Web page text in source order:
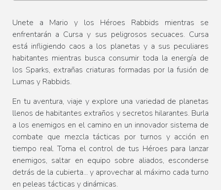
Unete a Mario y los Héroes Rabbids mientras se
enfrentarán a Cursa y sus peligrosos secuaces. Cursa
está infligiendo caos a los planetas y a sus peculiares
habitantes mientras busca consumir toda la energía de
los Sparks, extrañas criaturas formadas por la fusión de
Lumas y Rabbids.
En tu aventura, viaje y explore una variedad de planetas
llenos de habitantes extraños y secretos hilarantes. Burla
a los enemigos en el camino en un innovador sistema de
combate que mezcla tácticas por turnos y acción en
tiempo real. Toma el control de tus Héroes para lanzar
enemigos, saltar en equipo sobre aliados, esconderse
detrás de la cubierta... y aprovechar al máximo cada turno
en peleas tácticas y dinámicas.